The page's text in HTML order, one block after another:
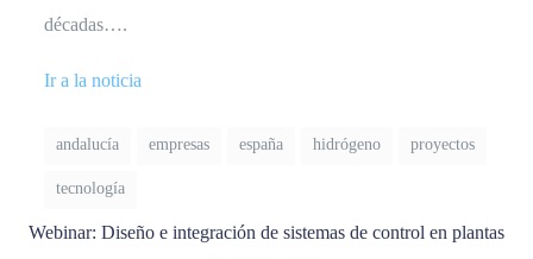
décadas….
Ir a la noticia
andalucía empresas españa hidrógeno proyectos
tecnología
Webinar: Diseño e integración de sistemas de control en plantas